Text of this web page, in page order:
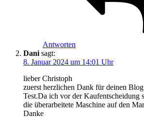
Antworten
Dani sagt:
8. Januar 2024 um 14:01 Uhr
lieber Christoph
zuerst herzlichen Dank für deinen
Test.Da ich vor der Kaufentscheidung
die überarbeitete Maschine auf den
Danke